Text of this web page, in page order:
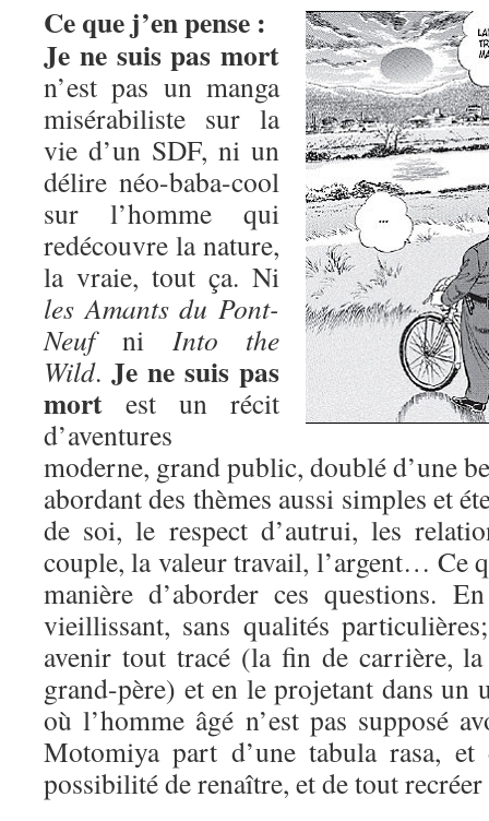
Ce que j’en pense :
Je ne suis pas mort
n’est pas un manga
misérabiliste sur la
vie d’un SDF, ni un
délire néo-baba-cool
sur l’homme qui
redécouvre la nature,
la vraie, tout ça. Ni
les Amants du Pont-
Neufni Into the
Wild. Je ne suis pas
mort est un récit
d’aventures
moderne, grand public, doublé d’une
abordant des thèmes aussi simples et
de soi, le respect d’autrui, les
couple, la valeur travail, l’argent… Ce
manière d’aborder ces questions.
vieillissant, sans qualités
avenir tout tracé (la fin de carrière,
grand-père) et en le projetant dans
où l’homme âgé n’est pas supposé
Motomiya part d’une tabula rasa,
possibilité de renaître, et de tout